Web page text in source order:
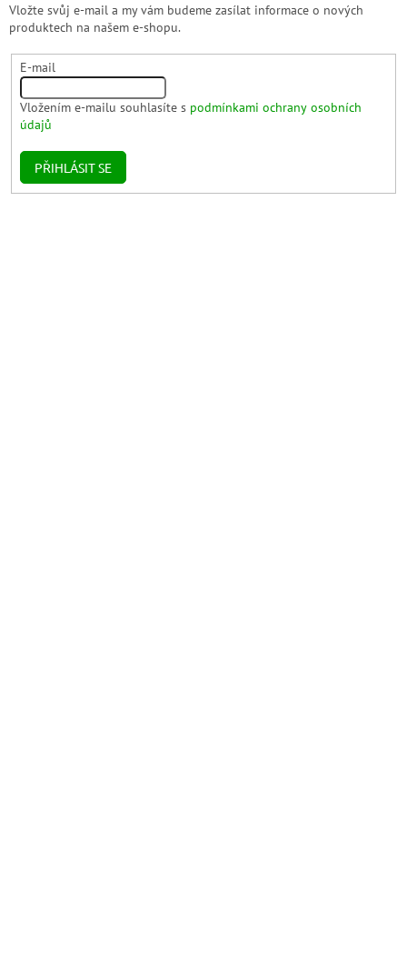
Vložte svůj e-mail a my vám budeme zasílat informace o nových
produktech na našem e-shopu.
E-mail
Vložením e-mailu souhlasíte s podmínkami ochrany osobních
údajů
PŘIHLÁSIT SE